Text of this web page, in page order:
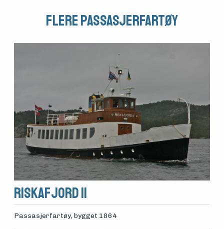
Flere Passasjerfartøy
Riskafjord II
Passasjerfartøy, bygget 1864